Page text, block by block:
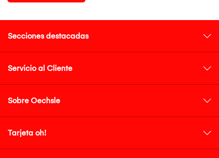
Secciones destacadas
Servicio al Cliente
Sobre Oechsle
Tarjeta oh!